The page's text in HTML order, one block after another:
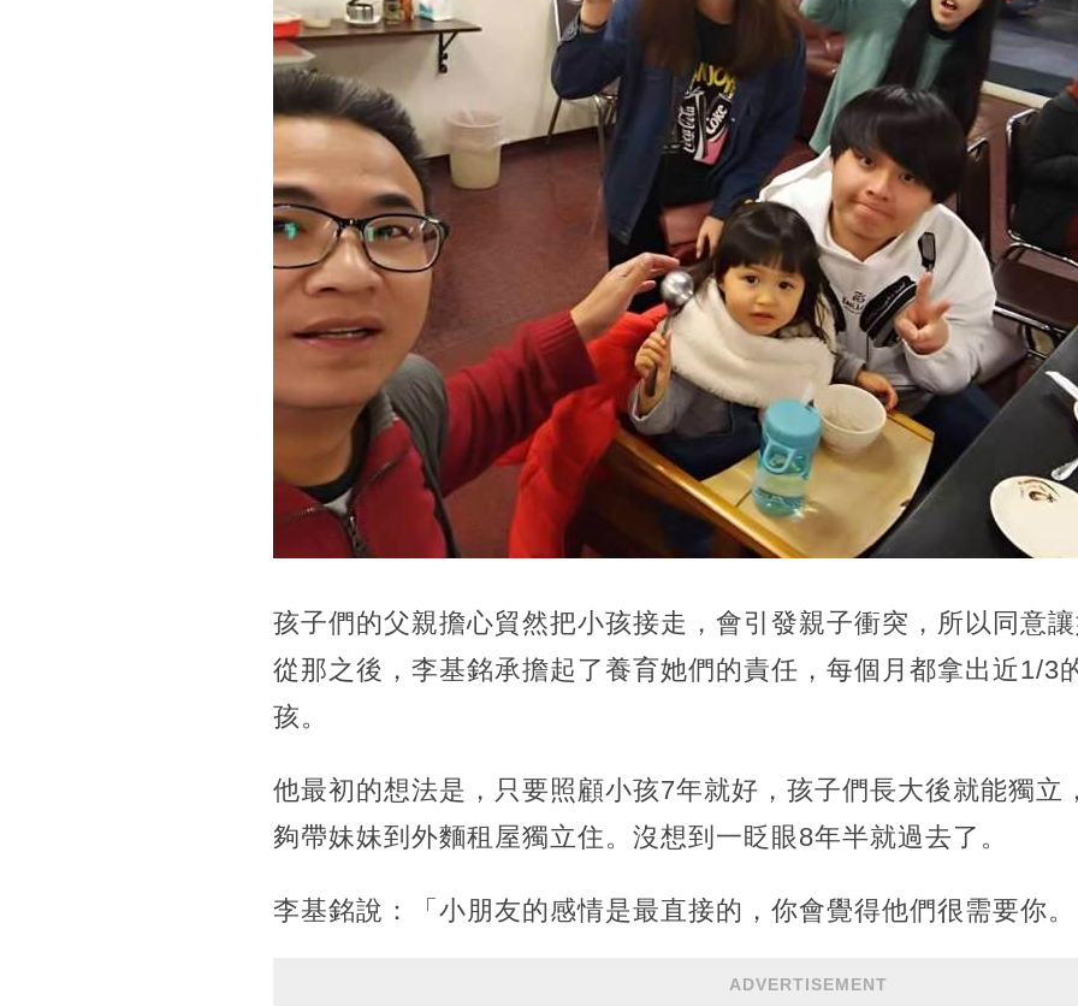
孩子們的父親擔心貿然把小孩接走，會引發親子衝突，所以同意
從那之後，李基銘承擔起了養育她們的責任，每個月都拿出近1/3
孩。
他最初的想法是，只要照顧小孩7年就好，孩子們長大後就能獨立
夠帶妹妹到外麵租屋獨立住。沒想到一眨眼8年半就過去了。
李基銘說：「小朋友的感情是最直接的，你會覺得他們很需要你。
ADVERTISEMENT